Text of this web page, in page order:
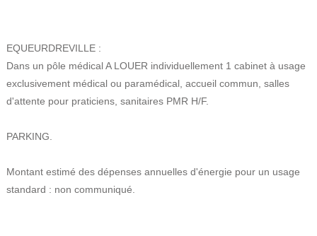
EQUEURDREVILLE :
Dans un pôle médical A LOUER individuellement 1 cabinet à usage
exclusivement médical ou paramédical, accueil commun, salles
d'attente pour praticiens, sanitaires PMR H/F.
PARKING.
Montant estimé des dépenses annuelles d'énergie pour un usage
standard : non communiqué.